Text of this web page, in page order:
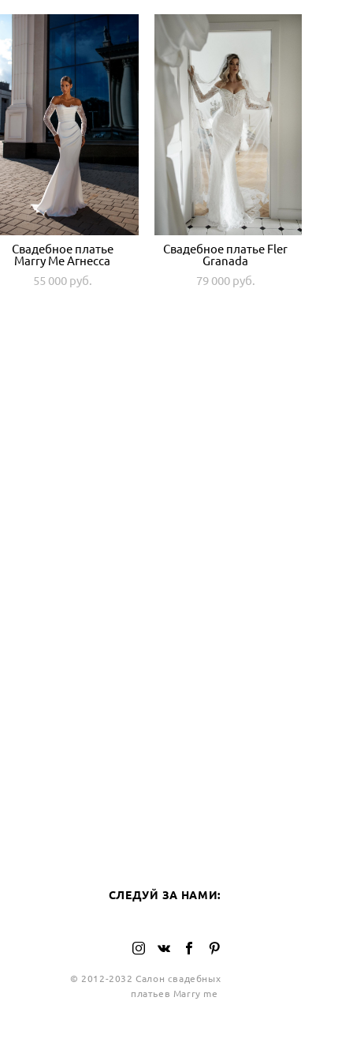
Свадебное платье
Marry Me Агнесса
55 000 pуб.
Свадебное платье Fler
Granada
79 000 pуб.
СЛЕДУЙ ЗА НАМИ:
© 2012-2032 Салон свадебных
платьев Marry me